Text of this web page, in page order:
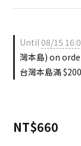
Until08/15
灣本島) on
台灣本島滿
NT$660